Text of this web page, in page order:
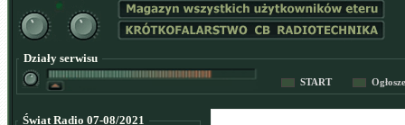
Działy serwisu
START
Świat Radio 07-08/2021